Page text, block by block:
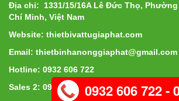
Địa chỉ: 1331/15/16A Lê Đức Thọ, Phường
Chí Minh, Việt Nam
Website: thietbivattugiaphat.com
Email: thietbinhanonggiaphat@gmail.com
Hotline: 0932 606 722
Sales 2: 0932 648 6420932 606 722 -